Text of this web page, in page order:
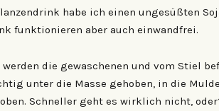
habe ich einen ungesüßten
funktionieren aber auch einwandfrei.
die gewaschenen und vom Stiel
unter die Masse gehoben, in die
Schneller geht es wirklich nicht,